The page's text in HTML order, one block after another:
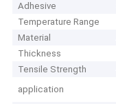
Adhesive
Temperature Range
Material
Thickness
Tensile Strength
application